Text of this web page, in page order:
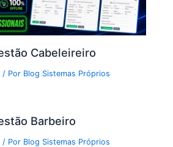
Cabeleireiro
/ Por Blog Sistemas Próprios
Barbeiro
/ Por Blog Sistemas Próprios